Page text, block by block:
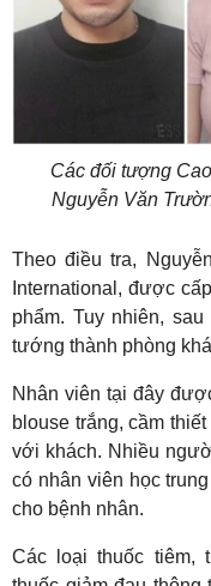
Các đối tượng
Nguyễn Văn
Theo điều tra,
International, được
phẩm. Tuy nhiên,
tướng thành phòng
Nhân viên tại đây
blouse trắng, cầm
với khách. Nhiều
có nhân viên học
cho bệnh nhân.
Các loại thuốc tiêm,